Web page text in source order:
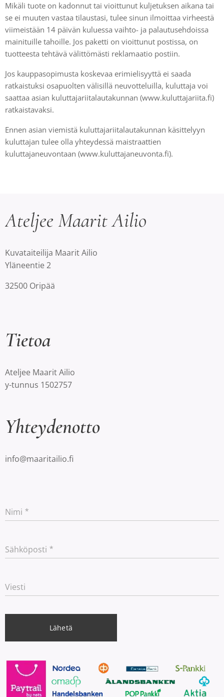
Mikäli tuote on kadonnut tai vioittunut kuljetuksen aikana tai
se ei muuten vastaa tilaustasi, tulee sinun ilmoittaa virheestä
viimeistään 14 päivän kuluessa vaihto- ja palautusehdoissa
mainituille tahoille. Jos paketti on vioittunut postissa, on
tuotteesta tehtävä välittömästi reklamaatio postiin.
Jos kauppasopimusta koskevaa erimielisyyttä ei saada
ratkaistuksi osapuolten välisillä neuvotteluilla, kuluttaja voi
saattaa asian kuluttajariitalautakunnan (www.kuluttajariita.fi)
ratkaistavaksi.
Ennen asian viemistä kuluttajariitalautakunnan käsittelyyn
kuluttajan tulee olla yhteydessä maistraattien
kuluttajaneuvontaan (www.kuluttajaneuvonta.fi).
Ateljee Maarit Ailio
Kuvataiteilija Maarit Ailio
Yläneentie 2
32500 Oripää
Tietoa
Ateljee Maarit Ailio
y-tunnus 1502757
Yhteydenotto
info@maaritailio.fi
Nimi
Sähköposti
Viesti
Lähetä